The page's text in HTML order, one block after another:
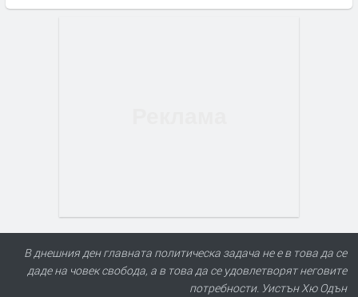
В днешния ден главната политическа задача не е в това да се
даде на човек свобода, а в това да се удовлетворят неговите
потребности. Уистън Хю Одън